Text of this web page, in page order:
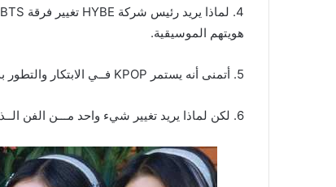
هويتهم الموسيقية.
5. أتمنى أنه يستمر KPOP فــي الابتكار والتطور بدلاً مـــن تحوله إلــى POP بطابع غربي. هويته الكورية تجعله فريدًا.
6. لكن لماذا يريد تغيير شيء واحد مـــن الفن الــذي يحتوي علــى تاريخ وثقافة مميزة؟